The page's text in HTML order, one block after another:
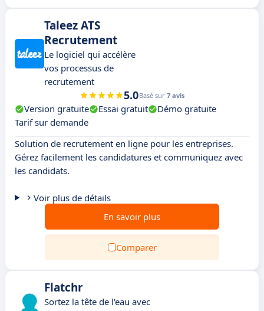
Taleez ATS
Recrutement
Le logiciel qui accélère
vos processus de
recrutement
5.0Basé sur 7 avis
Version gratuite Essai gratuit
Démo gratuite
Tarif sur demande
Solution de recrutement en ligne pour les entreprises.
Gérez facilement les candidatures et communiquez avec
les candidats.
Voir plus de détails
En savoir plus
Comparer
Flatchr
Sortez la tête de l'eau avec